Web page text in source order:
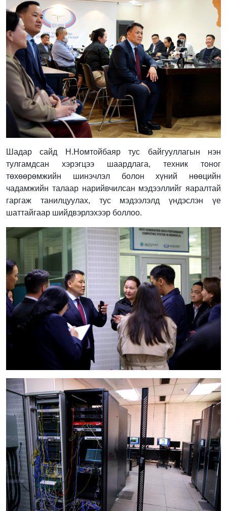
Шадар сайд Н.Номтойбаяр тус байгууллагын нэн
тулгамдсан хэрэгцээ шаардлага, техник тоног
төхөөрөмжийн шинэчлэл болон хүний нөөцийн
чадамжийн талаар нарийвчилсан мэдээллийг яаралтай
гаргаж танилцуулах, тус мэдээлэлд үндэслэн үе
шаттайгаар шийдвэрлэхээр боллоо.